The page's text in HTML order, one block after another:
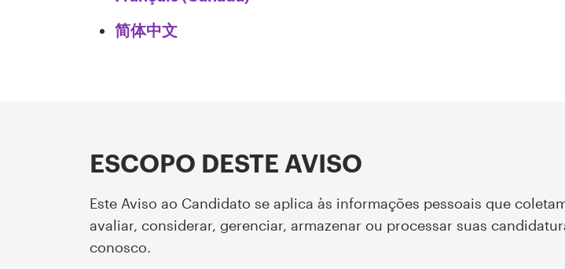
简体中文
ESCOPO DESTE AVISO
Este Aviso ao Candidato se aplica às informações pessoais que
avaliar, considerar, gerenciar, armazenar ou processar suas
conosco.